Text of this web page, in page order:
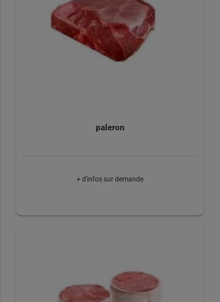
paleron
+ d'infos sur demande